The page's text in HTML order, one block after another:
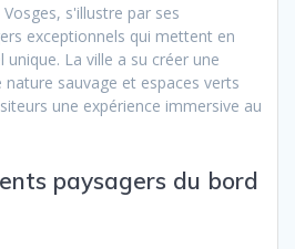
s'illustre par ses
exceptionnels qui mettent en
La ville a su créer une
sauvage et espaces verts
une expérience immersive au
paysagers du bord